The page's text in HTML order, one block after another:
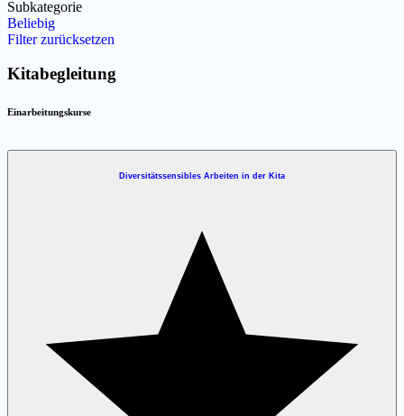
Subkategorie
Beliebig
Filter zurücksetzen
Kitabegleitung
Einarbeitungskurse
Diversitätssensibles Arbeiten in der Kita